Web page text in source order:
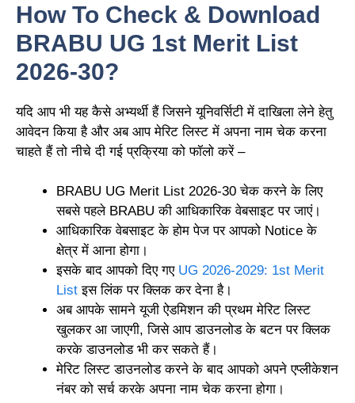
How To Check & Download
BRABU UG 1st Merit List
2026-30?
यदि आप भी यह कैसे अभ्यर्थी हैं जिसने यूनिवर्सिटी में दाखिला लेने हेतु
आवेदन किया है और अब आप मेरिट लिस्ट में अपना नाम चेक करना
चाहते हैं तो नीचे दी गई प्रक्रिया को फॉलो करें –
BRABU UG Merit List 2026-30 चेक करने के लिए
सबसे पहले BRABU की आधिकारिक वेबसाइट पर जाएं।
आधिकारिक वेबसाइट के होम पेज पर आपको Notice के
क्षेत्र में आना होगा।
इसके बाद आपको दिए गए UG 2026-2029: 1st Merit
List इस लिंक पर क्लिक कर देना है।
अब आपके सामने यूजी ऐडमिशन की प्रथम मेरिट लिस्ट
खुलकर आ जाएगी, जिसे आप डाउनलोड के बटन पर क्लिक
करके डाउनलोड भी कर सकते हैं।
मेरिट लिस्ट डाउनलोड करने के बाद आपको अपने एप्लीकेशन
नंबर को सर्च करके अपना नाम चेक करना होगा।